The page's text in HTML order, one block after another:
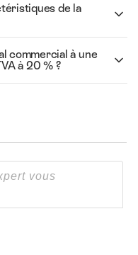
de la
commercial à une
à 20 % ?